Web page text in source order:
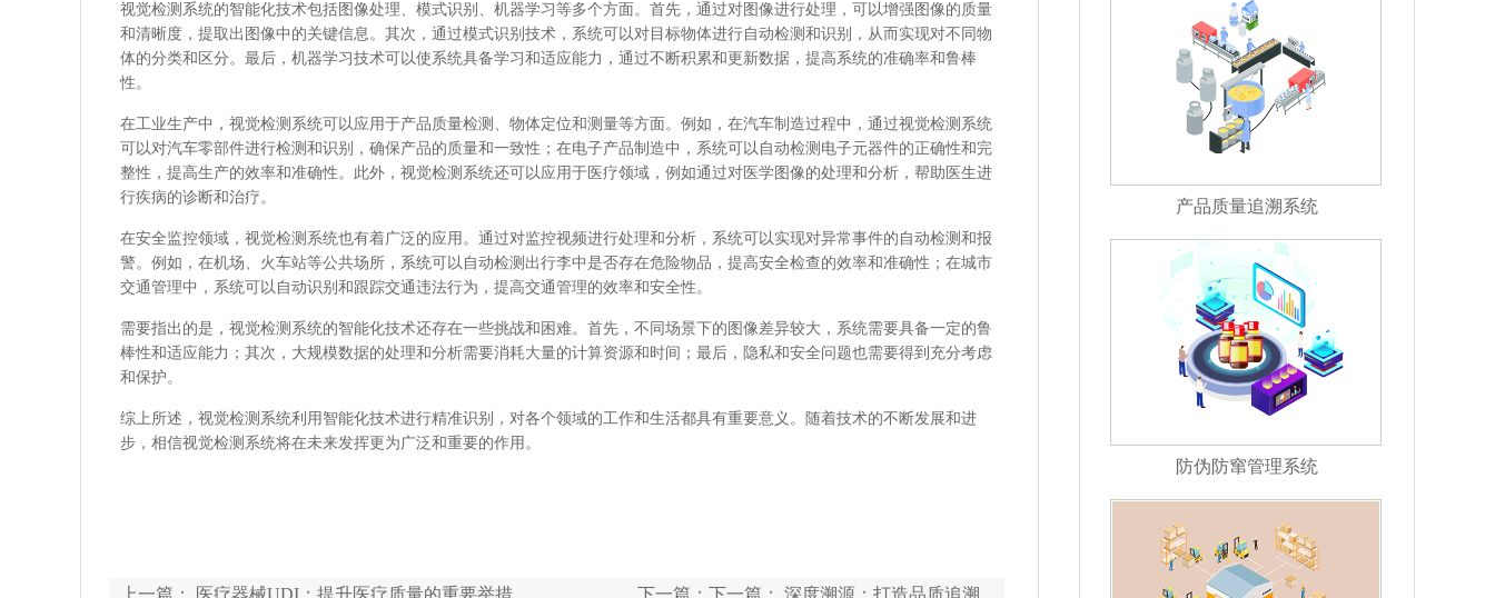
视觉检测系统的智能化技术包括图像处理、模式识别、机器学习等多个方面。首先，通过对图像进行处理，可以增强图像的质量
和清晰度，提取出图像中的关键信息。其次，通过模式识别技术，系统可以对目标物体进行自动检测和识别，从而实现对不同物
体的分类和区分。最后，机器学习技术可以使系统具备学习和适应能力，通过不断积累和更新数据，提高系统的准确率和鲁棒
性。
在工业生产中，视觉检测系统可以应用于产品质量检测、物体定位和测量等方面。例如，在汽车制造过程中，通过视觉检测系统
可以对汽车零部件进行检测和识别，确保产品的质量和一致性；在电子产品制造中，系统可以自动检测电子元器件的正确性和完
整性，提高生产的效率和准确性。此外，视觉检测系统还可以应用于医疗领域，例如通过对医学图像的处理和分析，帮助医生进
行疾病的诊断和治疗。
在安全监控领域，视觉检测系统也有着广泛的应用。通过对监控视频进行处理和分析，系统可以实现对异常事件的自动检测和报
警。例如，在机场、火车站等公共场所，系统可以自动检测出行李中是否存在危险物品，提高安全检查的效率和准确性；在城市
交通管理中，系统可以自动识别和跟踪交通违法行为，提高交通管理的效率和安全性。
需要指出的是，视觉检测系统的智能化技术还存在一些挑战和困难。首先，不同场景下的图像差异较大，系统需要具备一定的鲁
棒性和适应能力；其次，大规模数据的处理和分析需要消耗大量的计算资源和时间；最后，隐私和安全问题也需要得到充分考虑
和保护。
综上所述，视觉检测系统利用智能化技术进行精准识别，对各个领域的工作和生活都具有重要意义。随着技术的不断发展和进
步，相信视觉检测系统将在未来发挥更为广泛和重要的作用。
下一篇：下一篇： 深度溯源：打造品质追溯
上一篇： 医疗器械UDI：提升医疗质量的重要举措
产品质量追溯系统
防伪防窜管理系统